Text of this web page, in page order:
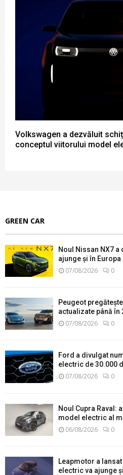
Volkswagen a dezvăluit
conceptul viitorului model
GREEN CAR
Noul Nissan NX7 a
ajunge și în Europa
07/08/2026 0
Peugeot
actualizate până în
07/08/2026 0
Ford a divulgat
electric de 30.000
07/08/2026 0
Noul Cupra Raval:
model electric al
06/08/2026 0
Leapmotor a
electric va ajunge